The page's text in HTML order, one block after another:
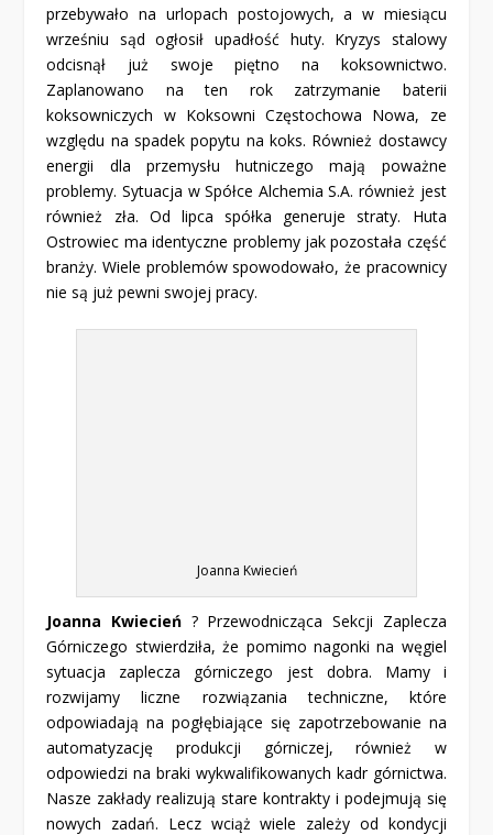
przebywało na urlopach postojowych, a w miesiącu
wrześniu sąd ogłosił upadłość huty. Kryzys stalowy
odcisnął już swoje piętno na koksownictwo.
Zaplanowano na ten rok zatrzymanie baterii
koksowniczych w Koksowni Częstochowa Nowa, ze
względu na spadek popytu na koks. Również dostawcy
energii dla przemysłu hutniczego mają poważne
problemy. Sytuacja w Spółce Alchemia S.A. również jest
również zła. Od lipca spółka generuje straty. Huta
Ostrowiec ma identyczne problemy jak pozostała część
branży. Wiele problemów spowodowało, że pracownicy
nie są już pewni swojej pracy.
Joanna Kwiecień
Joanna Kwiecień ? Przewodnicząca Sekcji Zaplecza
Górniczego stwierdziła, że pomimo nagonki na węgiel
sytuacja zaplecza górniczego jest dobra. Mamy i
rozwijamy liczne rozwiązania techniczne, które
odpowiadają na pogłębiające się zapotrzebowanie na
automatyzację produkcji górniczej, również w
odpowiedzi na braki wykwalifikowanych kadr górnictwa.
Nasze zakłady realizują stare kontrakty i podejmują się
nowych zadań. Lecz wciąż wiele zależy od kondycji